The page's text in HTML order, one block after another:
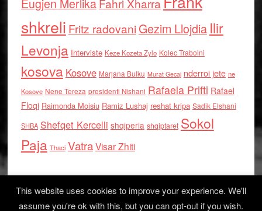
Eugjen MerlikaFahri Xharra
shkreli Fritz radovaniGezim Llojdia Ilir
Levonja Interviste Keze Kozeta Zylo Kolec Traboini
kosova Kosove Marjana Bulku Murat Gecaj nderroi jete ne
Kosove Nene Tereza presidenti Nishani Rafaela Prifti Rafael
Floqi Raimonda Moisiu Ramiz Lushaj reshat kripa Sadik Elshani
SHBA Shefqet Kercelli shqiperia shqiptaret Sokol
Paja Thaci VatraVisar Zhiti
This website uses cookies to improve your experience. We'll
assume you're ok with this, but you can opt-out if you wish.